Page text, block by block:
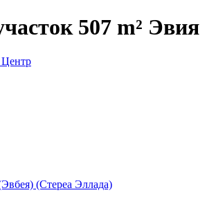
507 m² Эвия
(Стереа Эллада)